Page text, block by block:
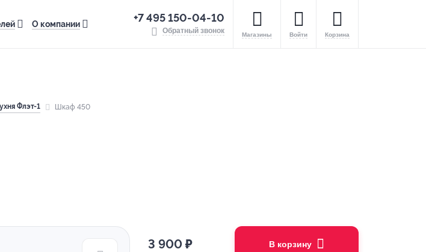
О компании +7 495 150-04-10
Обратный звонок Магазины Войти Корзина
Флэт-1 Шкаф 450
3 900 ₽ В корзину